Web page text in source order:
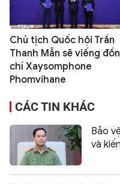
Chủ tịch Quốc hội Trần
Thanh Mẫn sẽ viếng
chí Xaysomphone
Phomvihane
CÁC TIN KHÁC
Bảo
và